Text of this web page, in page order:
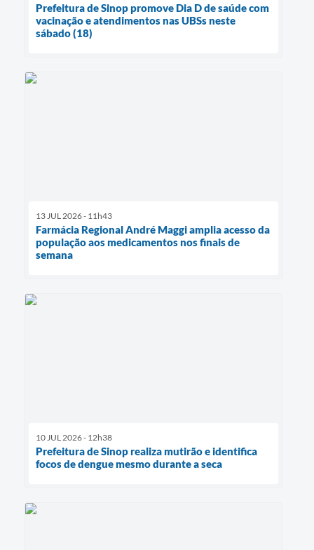
Prefeitura de Sinop promove Dia D de saúde com
vacinação e atendimentos nas UBSs neste
sábado (18)
13 JUL 2026 - 11h43
Farmácia Regional André Maggi amplia acesso da
população aos medicamentos nos finais de
semana
10 JUL 2026 - 12h38
Prefeitura de Sinop realiza mutirão e identifica
focos de dengue mesmo durante a seca